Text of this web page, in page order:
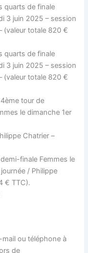
quarts de finale
3 juin 2025 – session
(valeur totale 820 €
quarts de finale
3 juin 2025 – session
(valeur totale 820 €
tour de
le dimanche 1er
Chatrier –
finale Femmes le
/ Philippe
€ TTC).
ou téléphone à
de